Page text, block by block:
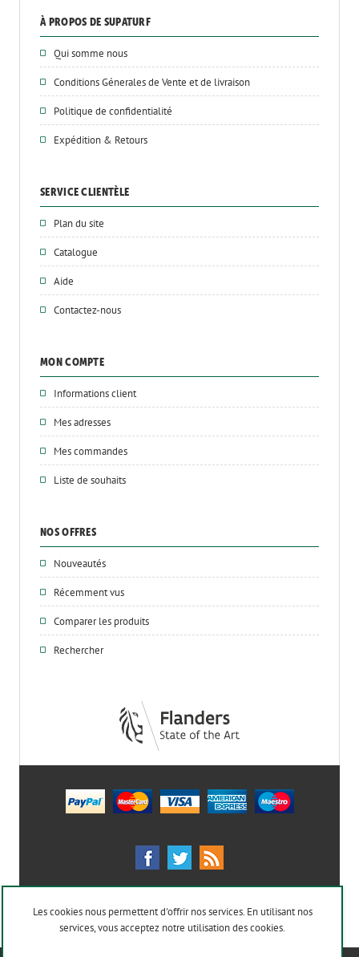
À PROPOS DE SUPATURF
Qui somme nous
Conditions Génerales de Vente et de livraison
Politique de confidentialité
Expédition & Retours
SERVICE CLIENTÈLE
Plan du site
Catalogue
Aide
Contactez-nous
MON COMPTE
Informations client
Mes adresses
Mes commandes
Liste de souhaits
NOS OFFRES
Nouveautés
Récemment vus
Comparer les produits
Rechercher
Les cookies nous permettent d'offrir nos services. En utilisant nos
services, vous acceptez notre utilisation des cookies.